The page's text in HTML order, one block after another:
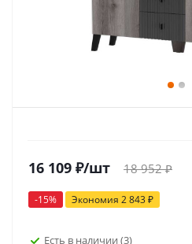
16 109 ₽/шт 18 952₽
-15% Экономия 2 843₽
Есть в наличии (3)